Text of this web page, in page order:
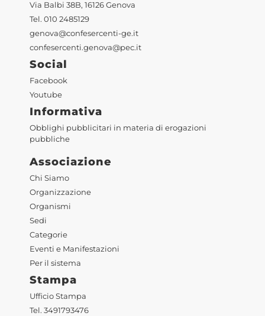
Via Balbi 38B, 16126 Genova
Tel. 010 2485129
genova@confesercenti-ge.it
confesercenti.genova@pec.it
Social
Facebook
Youtube
Informativa
Obblighi pubblicitari in materia di erogazioni
pubbliche
Associazione
Chi Siamo
Organizzazione
Organismi
Sedi
Categorie
Eventi e Manifestazioni
Per il sistema
Stampa
Ufficio Stampa
Tel. 3491793476